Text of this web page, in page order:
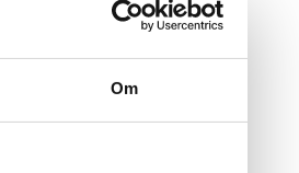
Om
Clean &